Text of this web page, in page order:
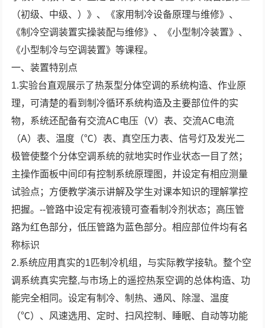
（初级、中级、）》、《家用制冷设备原理与维修》、
《制冷空调装置实操装配与维修》、《小型制冷装置》、
《小型制冷与空调装置》等课程。
一、装置特别点
1.实验台直观展示了热泵型分体空调的系统构造、作业原
理，可清楚的看到制冷循环系统构造及主要部位件的实
物，系统还配备有交流AC电压（V）表、交流AC电流
（A）表、温度（℃）表、真空压力表、信号灯及发光二
极管使整个分体空调系统的就地实时作业状态一目了然；
主操作面板中间印有控制系统原理图，并设定有相应测量
试验点；方便教学演示讲解及学生对课本知识的理解掌控
把握。--管路中设定有视液镜可查看制冷剂状态；高压管
路为红色部分，低压管路为蓝色部分。相应部位件均有名
称标识
2.系统应用真实的1匹制冷机组，与实际教学接轨。整个空
调系统真实完整,与市场上的遥控热泵空调的总体构造、功
能完全相同。设定有制冷、制热、通风、除湿、温度
（℃）、风速选用、定时、扫风控制、睡眠、自动等功能